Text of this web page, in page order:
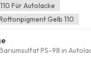
Für Autolacke
Gelb 110
PS-98 in